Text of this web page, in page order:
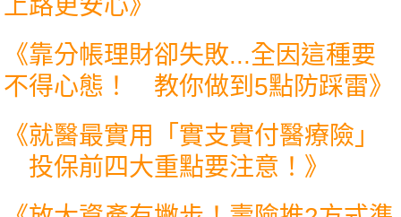
上路更安心》
《靠分帳理財卻失敗...全因這種要
不得心態！ 教你做到5點防踩雷》
《就醫最實用「實支實付醫療險」
投保前四大重點要注意！ 》